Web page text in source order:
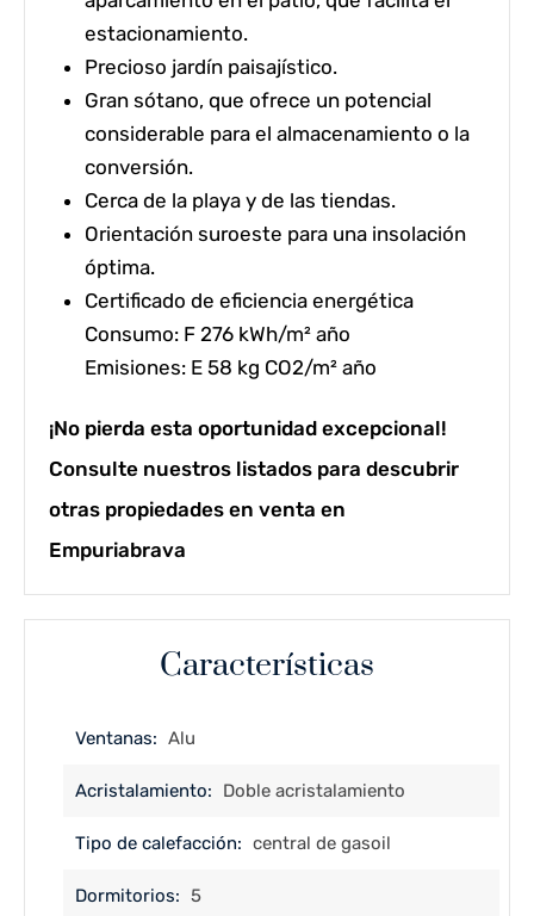
estacionamiento.
Precioso jardín paisajístico.
Gran sótano, que ofrece un potencial
considerable para el almacenamiento o la
conversión.
Cerca de la playa y de las tiendas.
Orientación suroeste para una insolación
óptima.
Certificado de eficiencia energética
Consumo: F 276 kWh/m² año
Emisiones: E 58 kg CO2/m² año
¡No pierda esta oportunidad excepcional!
Consulte nuestros listados para descubrir
otras propiedades en venta en
Empuriabrava
Características
Ventanas: Alu
Acristalamiento: Doble acristalamiento
Tipo de calefacción: central de gasoil
Dormitorios: 5